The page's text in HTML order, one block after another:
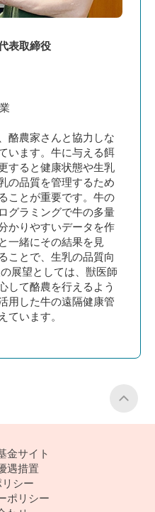
表取締役
酪農家さんと協力しな
います。牛に与える餌
すると健康状態や生乳
の品質を管理するため
ことが重要です。牛の
グラミングで牛の多量
かりやすいデータを作
一緒にその結果を見
ことで、生乳の品質向
展望としては、獣医師
して酪農を行えるよう
用した牛の遠隔健康管
います。
金サイト
遇措置
シー
ポリシー